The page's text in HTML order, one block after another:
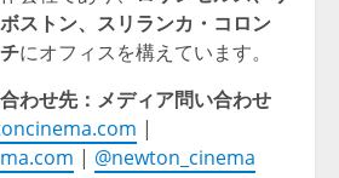
ストン、スリランカ・コロン
にオフィスを構えています。
わせ先：メディア問い合わせ
|
| @newton_cinema